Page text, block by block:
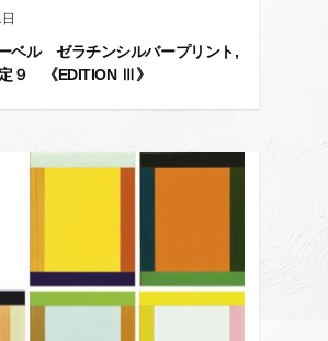
ベル ゼラチンシルバープリント,
９ 《EDITION Ⅲ》